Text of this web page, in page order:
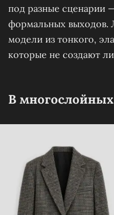
под разные сценарии
формальных выходов.
модели из тонкого,
которые не создают
В многослойных